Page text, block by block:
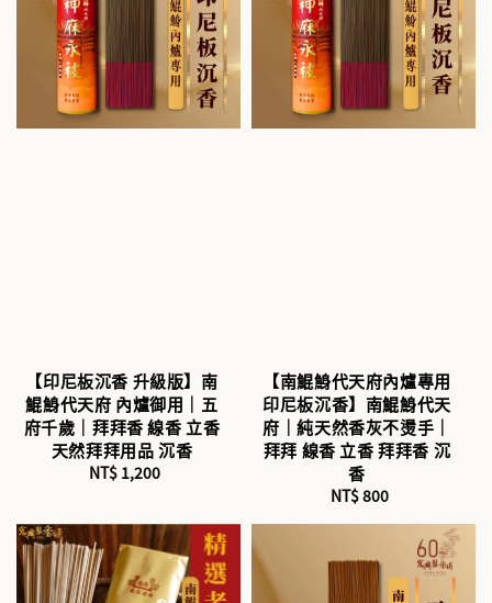
【印尼板沉香 升級版】南
鯤鯓代天府 內爐御用｜五
府千歲｜拜拜香 線香 立香
天然拜拜用品 沉香
Regular
NT$ 1,200
【南鯤鯓代天府內爐專用
印尼板沉香】南鯤鯓代天
府｜純天然香灰不燙手｜
拜拜 線香 立香 拜拜香 沉
香
Regular
price
NT$ 800